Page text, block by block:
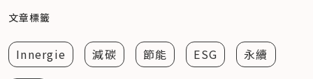
文章標籤
Innergie 減碳 節能 ESG 永續